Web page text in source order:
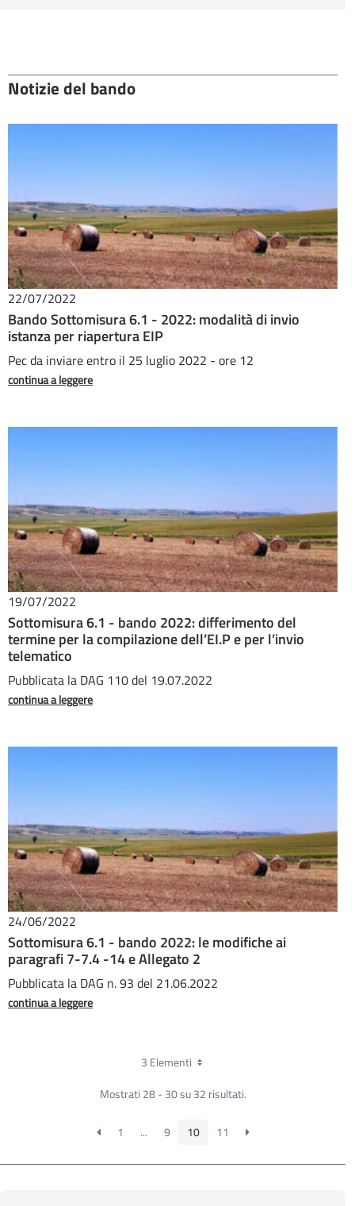
Notizie del bando
22/07/2022
Bando Sottomisura 6.1 - 2022: modalità di invio
istanza per riapertura EIP
Pec da inviare entro il 25 luglio 2022 - ore 12
continua a leggere
19/07/2022
Sottomisura 6.1 - bando 2022: differimento del
termine per la compilazione dell’EI.P e per l’invio
telematico
Pubblicata la DAG 110 del 19.07.2022
continua a leggere
24/06/2022
Sottomisura 6.1 - bando 2022: le modifiche ai
paragrafi 7-7.4 -14 e Allegato 2
Pubblicata la DAG n. 93 del 21.06.2022
continua a leggere
3 Elementi
Mostrati 28 - 30 su 32 risultati.
1 ... 9 10 11